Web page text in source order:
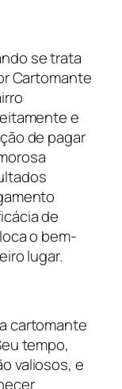
se trata
Cartomante
e
de pagar
de
o bem-
lugar.
cartomante
tempo,
valiosos, e